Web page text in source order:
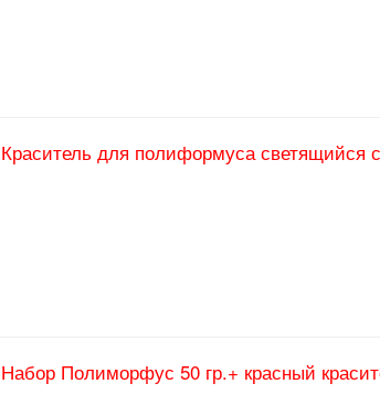
Краситель для полиформуса светящийся
Набор Полиморфус 50 гр.+ красный